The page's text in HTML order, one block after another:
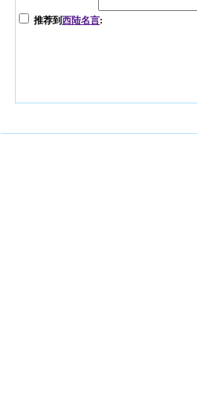
推荐到西陆名言: